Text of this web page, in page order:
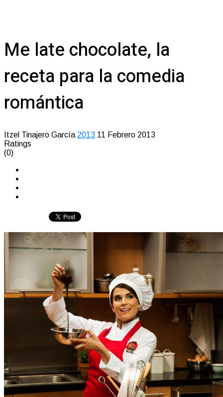
Me late chocolate, la
receta para la comedia
romántica
Itzel Tinajero García 2013 11 Febrero 2013
Ratings
(0)